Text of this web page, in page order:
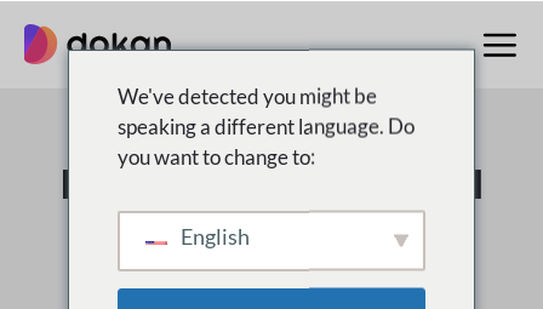
Inhalt
springen
Der Multivendor Nr. 1
Marktplatz für
WordPress
We've detected you might be
speaking a different language. Do
you want to change to:
English